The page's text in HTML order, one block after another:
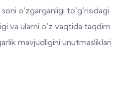
o‘zgarganligi to‘g‘risidagi
va ularni o‘z vaqtida taqdim
mavjudligini unutmasliklari